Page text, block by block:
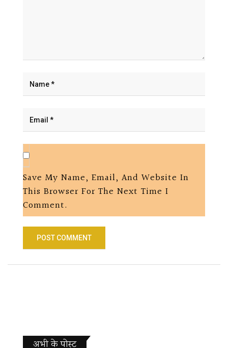
Save My Name, Email, And Website In
This Browser For The Next Time I
Comment.
अभी के पोस्‍ट